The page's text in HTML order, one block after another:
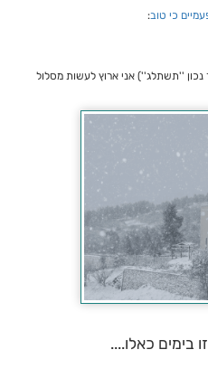
כי טוב:
''תשתלג'') אני ארוץ לעשות מסלול
בימים כאלו....